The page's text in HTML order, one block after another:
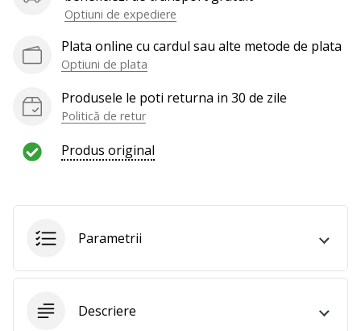
fan
al
ca
și
noi?
Alătură-
ca
Ambasador
Optiuni de expediere
Plata online cu cardul sau alte metode de plata
Optiuni de plata
Produsele le poti returna in 30 de zile
Politică de retur
Produs original
Parametrii
Descriere